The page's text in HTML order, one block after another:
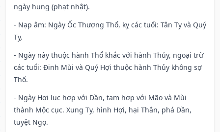
ngày hung (phạt nhật).
- Nạp âm: Ngày Ốc Thượng Thổ, kỵ các tuổi: Tân Tỵ và Quý
Tỵ.
- Ngày này thuộc hành Thổ khắc với hành Thủy, ngoại trừ
các tuổi: Đinh Mùi và Quý Hợi thuộc hành Thủy không sợ
Thổ.
- Ngày Hợi lục hợp với Dần, tam hợp với Mão và Mùi
thành Mộc cục. Xung Tỵ, hình Hợi, hại Thân, phá Dần,
tuyệt Ngọ.